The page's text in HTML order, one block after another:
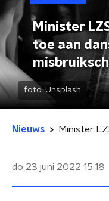
Minister
toe aan
foto:Unsplash
Nieuws
do 23 juni 2022 15:18